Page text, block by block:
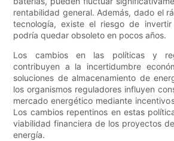
rentabilidad general. Además, dado el
tecnología, existe el riesgo de
podría quedar obsoleto en pocos años.
Los cambios en las políticas y
contribuyen a la incertidumbre
soluciones de almacenamiento de
los organismos reguladores influyen
mercado energético mediante
Los cambios repentinos en estas
viabilidad financiera de los proyectos
energía.